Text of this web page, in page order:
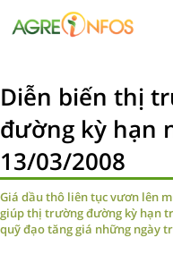
Diễn biến thị
đường kỳ hạn
13/03/2008
Giá dầu thô liên tục vươn lên
giúp thị trường đường kỳ hạn
quỹ đạo tăng giá những ngày